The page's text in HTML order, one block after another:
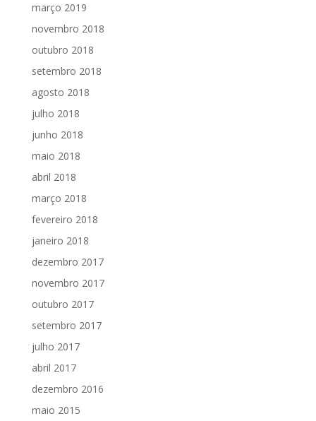
março 2019
novembro 2018
outubro 2018
setembro 2018
agosto 2018
julho 2018
junho 2018
maio 2018
abril 2018
março 2018
fevereiro 2018
janeiro 2018
dezembro 2017
novembro 2017
outubro 2017
setembro 2017
julho 2017
abril 2017
dezembro 2016
maio 2015